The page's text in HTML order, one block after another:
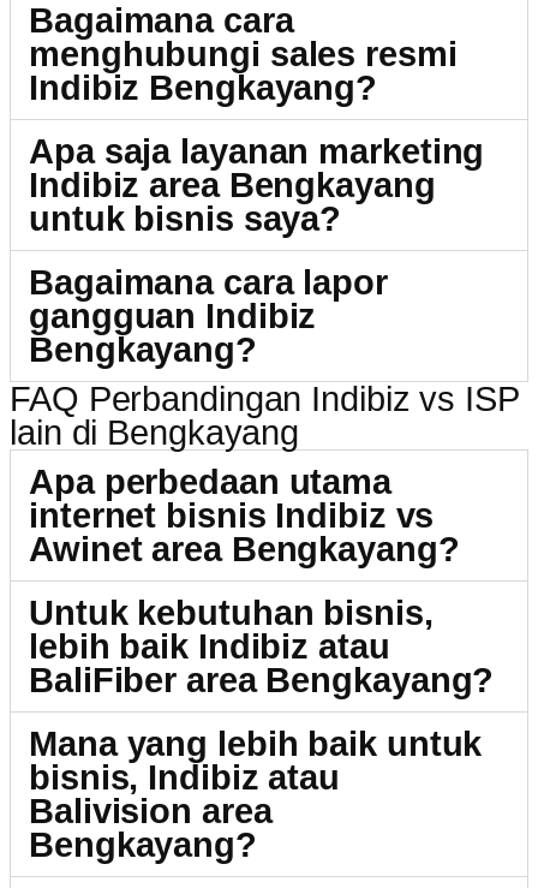
Bagaimana cara
menghubungi sales resmi
Indibiz Bengkayang?
Apa saja layanan marketing
Indibiz area Bengkayang
untuk bisnis saya?
Bagaimana cara lapor
gangguan Indibiz
Bengkayang?
FAQ Perbandingan Indibiz vs ISP
lain di Bengkayang
Apa perbedaan utama
internet bisnis Indibiz vs
Awinet area Bengkayang?
Untuk kebutuhan bisnis,
lebih baik Indibiz atau
BaliFiber area Bengkayang?
Mana yang lebih baik untuk
bisnis, Indibiz atau
Balivision area
Bengkayang?